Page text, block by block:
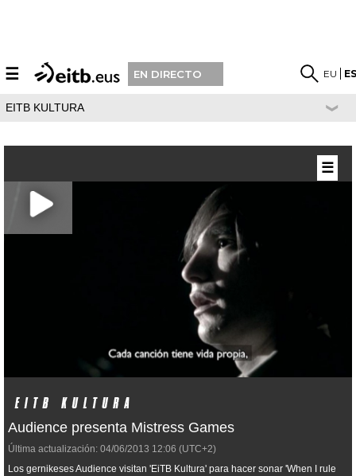
☰ EN DIRECTO EU
EITB KULTURA
Audience presenta Mistress Games
Última actualización: 04/06/2013 12:06 (UTC+2)
Los gernikeses Audience visitan 'EiTB Kultura' para hacer sonar 'When I rule
☰